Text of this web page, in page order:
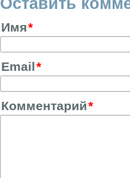
Имя
Email
Комментарий